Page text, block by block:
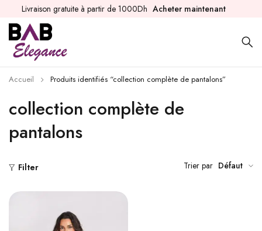
Livraison gratuite à partir de 1000Dh Acheter maintenant
collection complète de
pantalons
Accueil Produits identifiés “collection complète de pantalons”
Filter Trier par Défaut